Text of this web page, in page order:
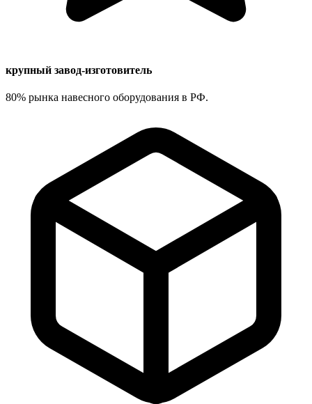
крупный завод-изготовитель
80% рынка навесного оборудования в РФ.